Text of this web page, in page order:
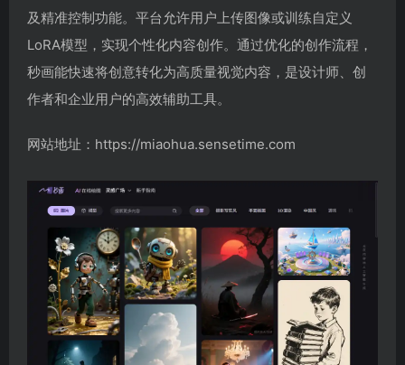
及精准控制功能。平台允许用户上传图像或训练自定义
LoRA模型，实现个性化内容创作。通过优化的创作流程，
秒画能快速将创意转化为高质量视觉内容，是设计师、创
作者和企业用户的高效辅助工具。
网站地址：https://miaohua.sensetime.com